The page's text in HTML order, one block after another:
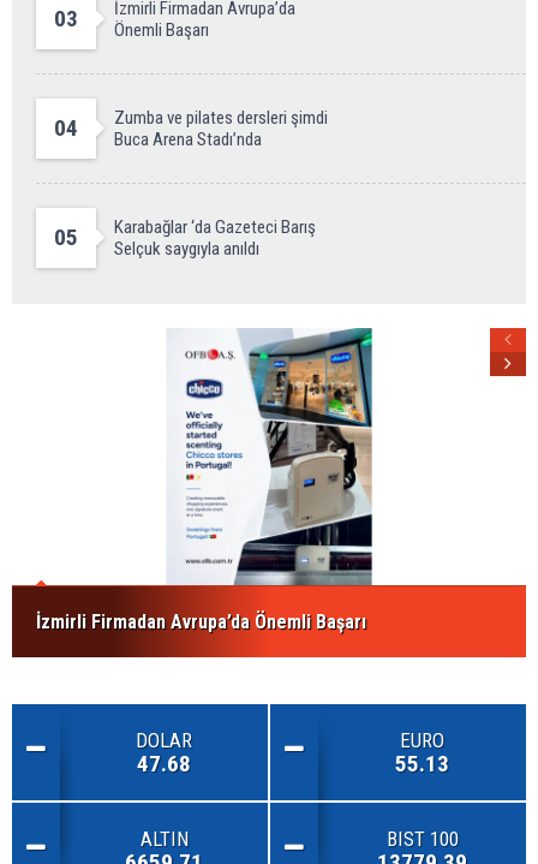
03
İzmirli Firmadan Avrupa’da
Önemli Başarı
04
Zumba ve pilates dersleri şimdi
Buca Arena Stadı’nda
05
Karabağlar ‘da Gazeteci Barış
Selçuk saygıyla anıldı
İzmirli Firmadan Avrupa’da Önemli Başarı
DOLAR
47.68
EURO
55.13
ALTIN BIST 100